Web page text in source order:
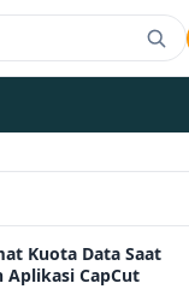
Kuota Data Saat
Aplikasi CapCut